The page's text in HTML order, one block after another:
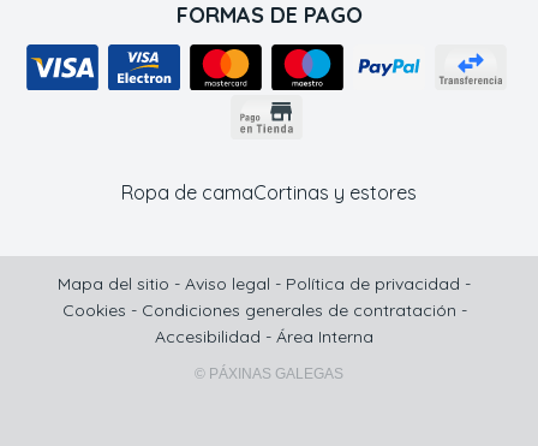
FORMAS DE PAGO
Ropa de camaCortinas y estores
Mapa del sitio - Aviso legal - Política de privacidad -
Cookies - Condiciones generales de contratación -
Accesibilidad - Área Interna
© PÁXINAS GALEGAS